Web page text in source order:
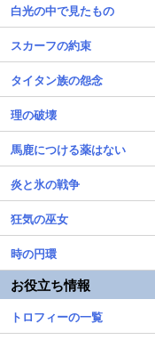
白光の中で見たもの
スカーフの約束
タイタン族の怨念
理の破壊
馬鹿につける薬はない
炎と氷の戦争
狂気の巫女
時の円環
お役立ち情報
トロフィーの一覧